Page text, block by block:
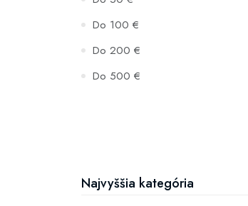
Do 100 €
Do 200 €
Do 500 €
Najvyššia kategória